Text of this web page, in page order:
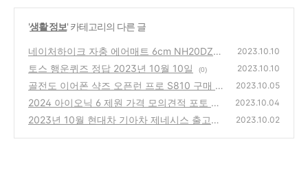
'생활 정보' 카테고리의 다른 글
네이처하이크 자충 에어매트 6cm NH20DZ0
02 내돈내산 리뷰
(0)
2023.10.10
토스 행운퀴즈 정답 2023년 10월 10일 (0) 2023.10.10
골전도 이어폰 샥즈 오픈런 프로 S810 구매 후
기
(0)
2023.10.05
2024 아이오닉 6 제원 가격 모의견적 포토 정
보
(0)
2023.10.04
2023년 10월 현대차 기아차 제네시스 출고기
2023.10.02